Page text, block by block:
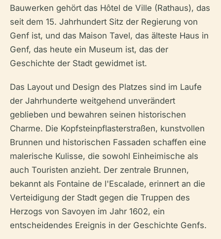
Bauwerken gehört das Hôtel de Ville (Rathaus), das
seit dem 15. Jahrhundert Sitz der Regierung von
Genf ist, und das Maison Tavel, das älteste Haus in
Genf, das heute ein Museum ist, das der
Geschichte der Stadt gewidmet ist.
Das Layout und Design des Platzes sind im Laufe
der Jahrhunderte weitgehend unverändert
geblieben und bewahren seinen historischen
Charme. Die Kopfsteinpflasterstraßen, kunstvollen
Brunnen und historischen Fassaden schaffen eine
malerische Kulisse, die sowohl Einheimische als
auch Touristen anzieht. Der zentrale Brunnen,
bekannt als Fontaine de l'Escalade, erinnert an die
Verteidigung der Stadt gegen die Truppen des
Herzogs von Savoyen im Jahr 1602, ein
entscheidendes Ereignis in der Geschichte Genfs.